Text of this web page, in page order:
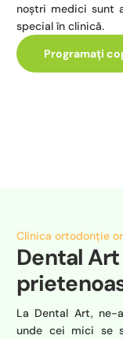
noștri medici sunt
special în clinică.
Programați
Clinica ortodonție
Dental
La Dental Art, ne-
unde cei mici se